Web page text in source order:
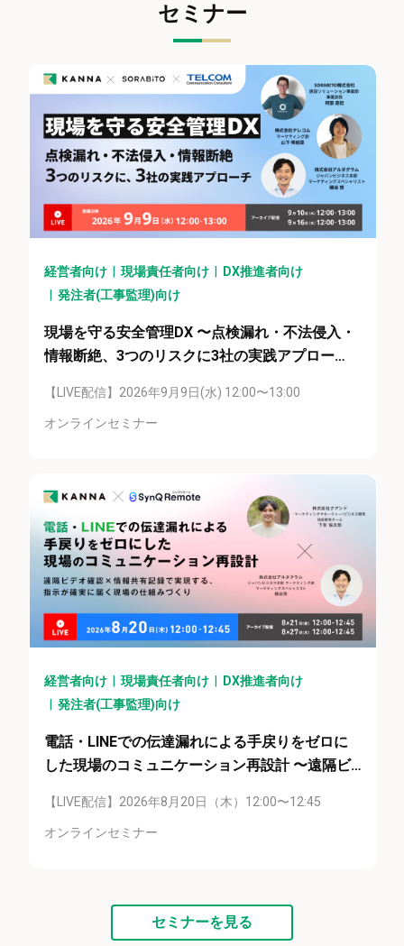
セミナー
経営者向け 現場責任者向け
DX推進者向け
発注者(工事監理)向け
現場を守る安全管理DX 〜点検漏れ・不法侵入・
情報断絶、3つのリスクに3社の実践アプロー
【LIVE配信】2026年9月9日(水) 12:00〜13:00
オンラインセミナー
経営者向け 現場責任者向け
DX推進者向け
発注者(工事監理)向け
電話・LINEでの伝達漏れによる手戻りをゼロに
した現場のコミュニケーション再設計 〜遠隔ビ
に届く現場の仕組みづくり〜
【LIVE配信】2026年8月20日（木）12:00〜12:45
オンラインセミナー
セミナーを見る